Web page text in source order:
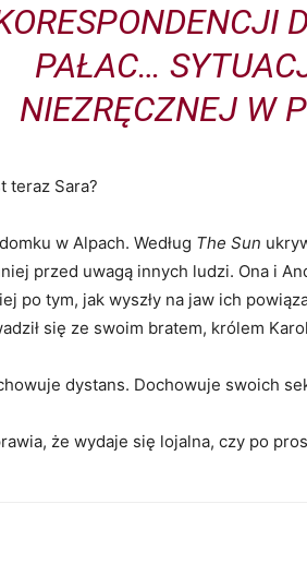
PAŁAC…
NIEZRĘCZNEJ W
teraz Sara?
w Alpach. Według The Sun
przed uwagą innych ludzi. Ona i
po tym, jak wyszły na jaw ich
się ze swoim bratem, królem
dystans. Dochowuje swoich
że ​​wydaje się lojalna, czy po